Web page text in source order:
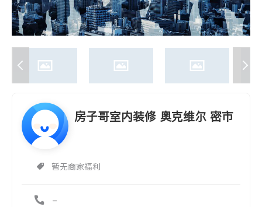
房子哥室内装修 奥克维尔 密市
暂无商家福利
-